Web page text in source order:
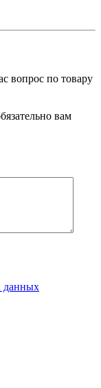
вопрос по товару
вам
данных